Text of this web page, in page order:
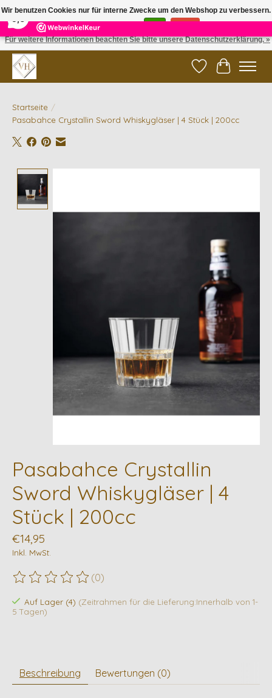
5 Reviews ×
✓ Gratis verzending vanaf €200 | ✓ 14 dagen retourneren
Wunschzettel
Ihr
Startseite /
Pasabahce Crystallin Sword Whiskygläser | 4 Stück | 200cc
Pasabahce Crystallin
Sword Whiskygläser | 4
Stück | 200cc
€14,95
Inkl. MwSt.
Die Bewertung dieses Produkts ist
(0)
Auf Lager (4) (Zeitrahmen für die Lieferung:Innerhalb von 1-
5 Tagen)
Beschreibung Bewertungen (0)
Wir benutzen Cookies nur für interne Zwecke um den Webshop zu verbessern.
Ist das in Ordnung?
Für weitere Informationen beachten Sie bitte unsere Datenschutzerklärung. »